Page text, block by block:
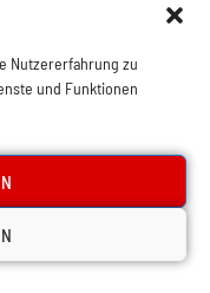
Nutzererfahrung zu
und Funktionen